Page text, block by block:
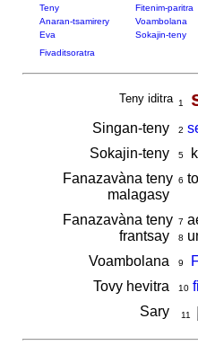
Teny Fitenim-paritra
Anaran-tsamirery
Voambolana
Eva
Sokajin-teny
Fivaditsoratra
Teny iditra 1
Singan-teny 2
Sokajin-teny
5
Fanazavàna teny
malagasy
6
Fanazavàna teny
frantsay
7
8
Voambolana 9
Tovy hevitra
10
Sary
11